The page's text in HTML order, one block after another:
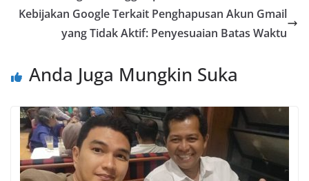
Kebijakan Google Terkait Penghapusan Akun Gmail
yang Tidak Aktif: Penyesuaian Batas Waktu
Anda Juga Mungkin Suka